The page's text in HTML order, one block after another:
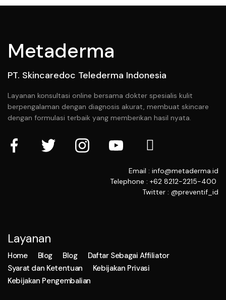
Metaderma
PT. Skincaredoc Telederma Indonesia
Layanan konsultasi online bersama dokter spesialis kulit
berpengalaman dengan diagnosis akurat, membuat skincare
dengan formulasi terbaik yang memberikan hasil nyata.
Email : info@metaderma.id
Telephone : +62 8212-2215-400
Twitter : @preventif_id
Layanan
Home Blog Blog
Daftar Sebagai Affiliator
Syarat dan Ketentuan
Kebijakan Privasi
Kebijakan Pengembalian